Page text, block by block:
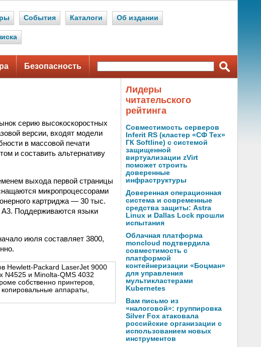
События Каталоги Об издании
Безопасность
серию высокоскоростных
версии, входят модели
в массовой печати
и составить альтернативу
выхода первой страницы
микропроцессорами
картриджа — 30 тыс.
Поддерживаются языки
июля составляет 3800,
Hewlett-Packard LaserJet 9000
N4525 и Minolta-QMS 4032
собственно принтеров,
аппараты,
Лидеры
читательского
рейтинга
Совместимость серверов
Inferit RS (кластер «СФ Тех»
ГК Softline) с системой
защищенной
виртуализации zVirt
поможет строить
доверенные
инфраструктуры
Доверенная операционная
система и современные
средства защиты: Astra
Linux и Dallas Lock прошли
испытания
Облачная платформа
moncloud подтвердила
совместимость с
платформой
контейнеризации «Боцман»
для управления
мультикластерами
Kubernetes
Вам письмо из
«налоговой»: группировка
Silver Fox атаковала
российские организации с
использованием новых
инструментов